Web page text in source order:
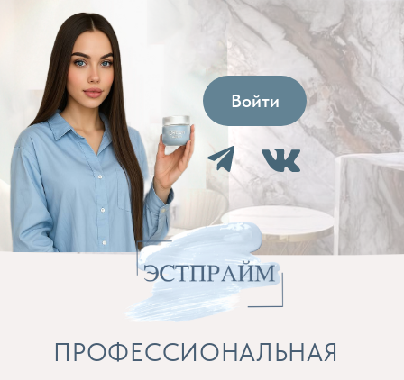
Препараты для косметолога и расходные
материалы
ПРОФЕССИОНАЛЬНАЯ
КОСМЕТИКА
Бренды